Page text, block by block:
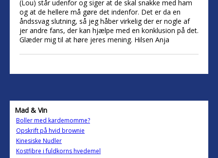
(Lou) står udenfor og siger at de skal snakke med ham
og at de hellere må gøre det indenfor. Det er da en
åndssvag slutning, så jeg håber virkelig der er nogle af
jer andre fans, der kan hjælpe med en konklusion på det.
Glæder mig til at høre jeres mening. Hilsen Anja
Mad & Vin
Boller med kardemomme?
Opskrift på hvid brownie
Kinesiske Nudler
Kostfibre i fuldkorns hvedemel